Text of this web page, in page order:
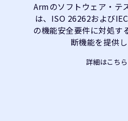
Armのソフトウェア・テ
は、ISO 26262および
の機能安全要件に対処す
断機能を提供し
詳細はこちら